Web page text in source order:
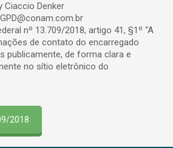
Ciaccio Denker
nº 13.709/2018, artigo 41, §1º “A
de contato do encarregado
publicamente, de forma clara e
no sítio eletrônico do
2018